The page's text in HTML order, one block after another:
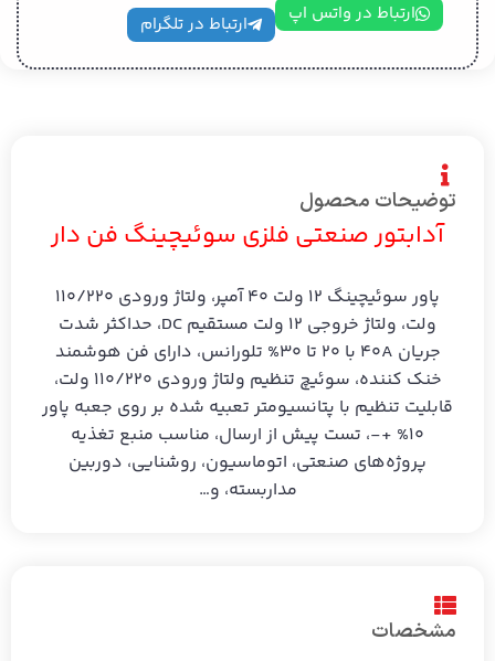
ارتباط در واتس اپ ارتباط در تلگرام
توضیحات محصول
آدابتور صنعتی فلزی سوئیچینگ فن دار
پاور سوئیچینگ 12 ولت 40 آمپر، ولتاژ ورودی 110/220
ولت، ولتاژ خروجی 12 ولت مستقیم DC، حداکثر شدت
جریان 40A با 20 تا 30% تلورانس، دارای فن هوشمند
خنک کننده، سوئیچ تنظیم ولتاژ ورودی 110/220 ولت،
قابلیت تنظیم با پتانسیومتر تعبیه شده بر روی جعبه پاور
10% +-، تست پیش از ارسال، مناسب منبع تغذیه
پروژه‌های صنعتی، اتوماسیون، روشنایی، دوربین
مداربسته، و…
مشخصات